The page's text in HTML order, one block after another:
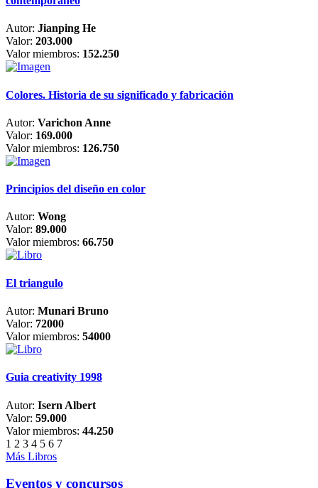
Autor: Jianping He
Valor: 203.000
Valor miembros: 152.250
Colores. Historia de su significado y fabricación
Autor: Varichon Anne
Valor: 169.000
Valor miembros: 126.750
Principios del diseño en color
Autor: Wong
Valor: 89.000
Valor miembros: 66.750
El triangulo
Autor: Munari Bruno
Valor: 72000
Valor miembros: 54000
Guia creativity 1998
Autor: Isern Albert
Valor: 59.000
Valor miembros: 44.250
1 2 3 4 5 6 7
Más Libros
Eventos y concursos